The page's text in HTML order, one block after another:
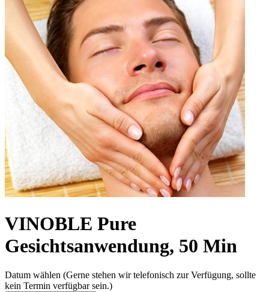
VINOBLE Pure
Gesichtsanwendung, 50 Min
Datum wählen (Gerne stehen wir telefonisch zur Verfügung, sollte
kein Termin verfügbar sein.)